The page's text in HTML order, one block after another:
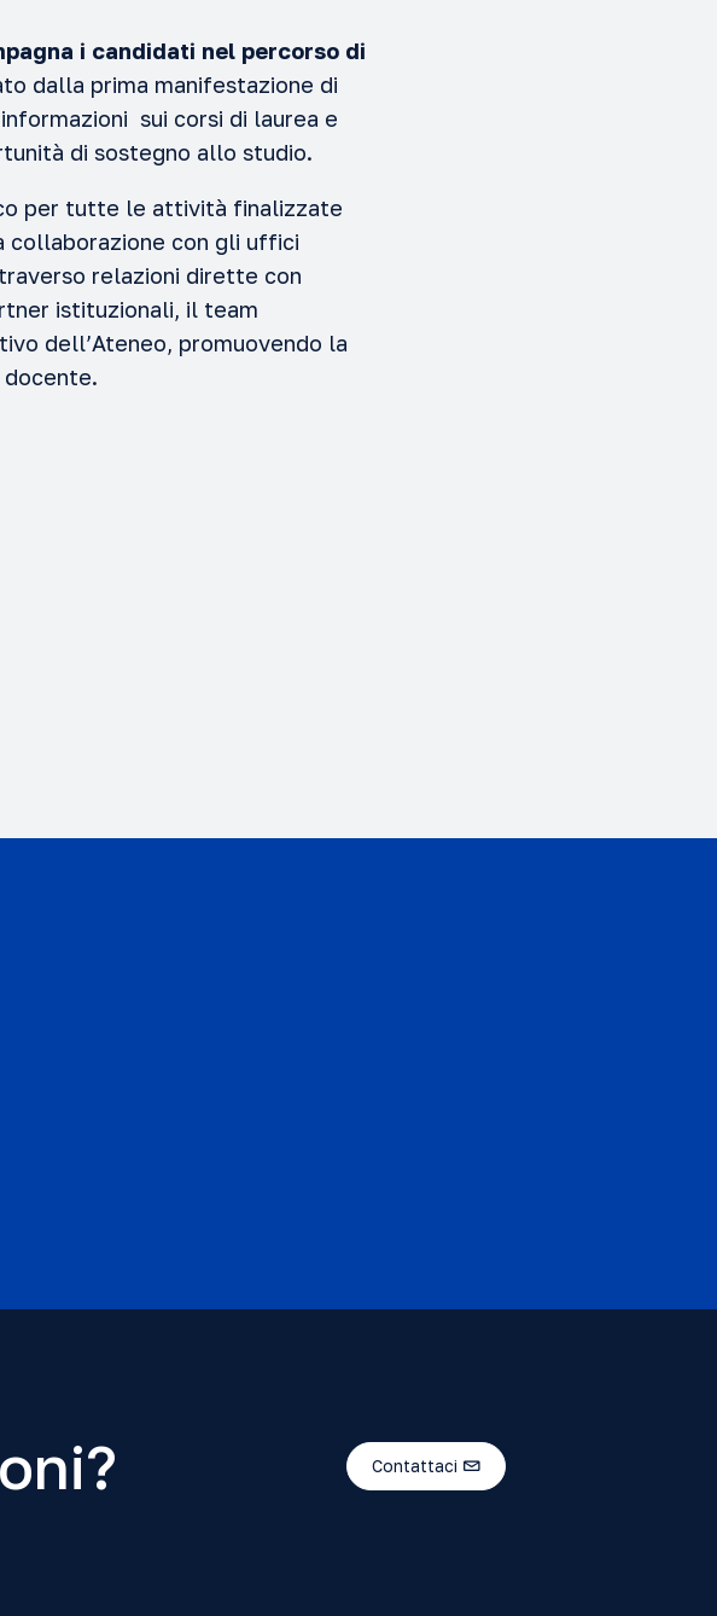
i candidati nel percorso di
dalla prima manifestazione di
sui corsi di laurea e
di sostegno allo studio.
per tutte le attività finalizzate
collaborazione con gli uffici
relazioni dirette con
istituzionali, il team
dell’Ateneo, promuovendo la
Contattaci